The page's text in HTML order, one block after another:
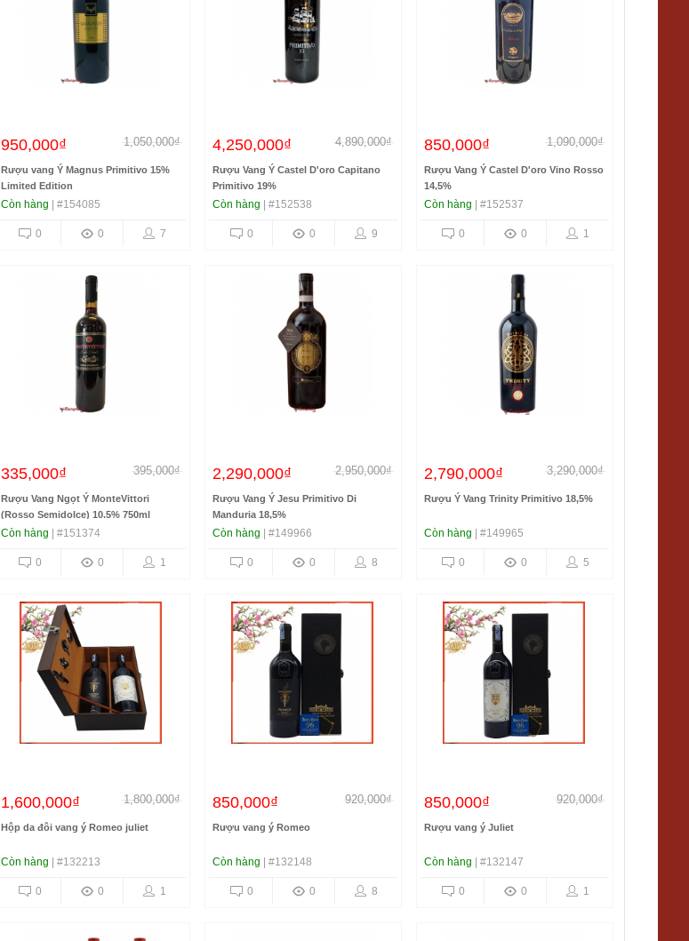
950,000₫ 1,050,000₫
Rượu vang Ý Magnus Primitivo 15%
Limited Edition
Còn hàng | #154085
7
0
0
4,250,000₫ 4,890,000₫
Rượu Vang Ý Castel D'oro Capitano
Primitivo 19%
Còn hàng | #152538
9
0
0
850,000₫ 1,090,000₫
Rượu Vang Ý Castel D'oro Vino Rosso
14,5%
Còn hàng | #152537
1
0
0
335,000₫ 395,000₫
Rượu Vang Ngọt Ý MonteVittori
(Rosso Semidolce) 10.5% 750ml
Còn hàng | #151374
1
0
0
2,290,000₫ 2,950,000₫
Rượu Vang Ý Jesu Primitivo Di
Manduria 18,5%
Còn hàng | #149966
8
0
0
2,790,000₫ 3,290,000₫
Rượu Ý Vang Trinity Primitivo 18,5%
Còn hàng | #149965
5
0
0
1,600,000₫ 1,800,000₫
Hộp da đôi vang ý Romeo juliet
Còn hàng | #132213
1
0
0
850,000₫ 920,000₫
Rượu vang ý Romeo
Còn hàng | #132148
8
0
0
850,000₫ 920,000₫
Rượu vang ý Juliet
Còn hàng | #132147
1
0
0